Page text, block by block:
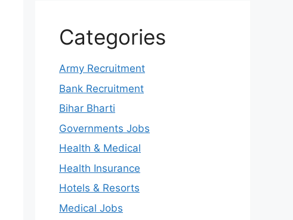
Categories
Army Recruitment
Bank Recruitment
Bihar Bharti
Governments Jobs
Health & Medical
Health Insurance
Hotels & Resorts
Medical Jobs